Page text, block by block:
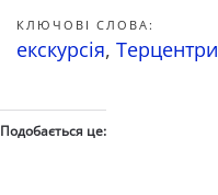
КЛЮЧОВІ СЛОВА:
екскурсія, Терцентри
Подобається це: